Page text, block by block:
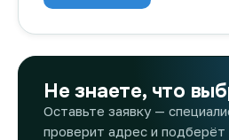
Не знаете, что
Оставьте заявку —
проверит адрес и подберёт